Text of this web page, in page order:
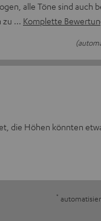
alle Töne sind auch
zu
Komplette
die Höhen könnten
*